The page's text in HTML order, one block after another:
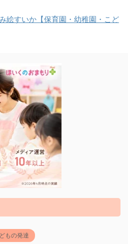
絵すいか【保育園・幼稚園・こど
もの発達